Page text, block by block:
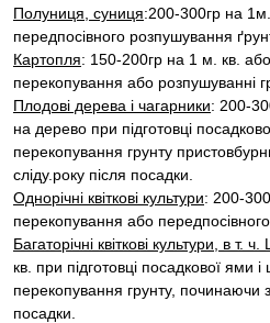
Полуниця, суниця:200-300гр на
передпосівного розпушування
Картопля: 150-200гр на 1 м. кв.
перекопування або розпушуванні
Плодові дерева і чагарники: 200-
на дерево при підготовці
перекопування грунту
сліду.року після посадки.
Однорічні квіткові культури: 200-
перекопування або
Багаторічні квіткові культури, в т.
кв. при підготовці посадкової ями
перекопування грунту, починаючи
посадки.